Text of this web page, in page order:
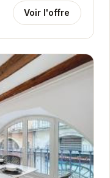
Voir l'offre